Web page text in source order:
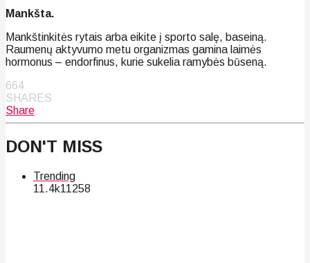
Mankšta.
Mankštinkitės rytais arba eikite į sporto salę, baseiną.
Raumenų aktyvumo metu organizmas gamina laimės
hormonus – endorfinus, kurie sukelia ramybės būseną.
664
SHARES
Share
DON'T MISS
Trending
11.4k11258